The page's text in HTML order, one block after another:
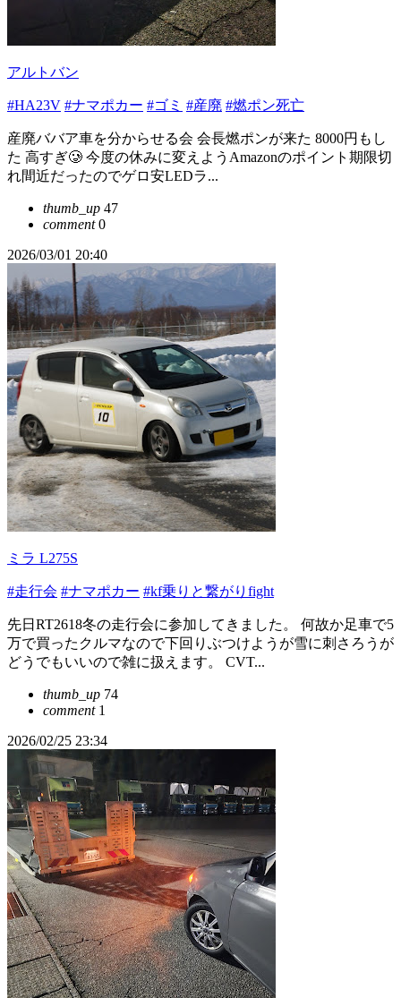
アルトバン
#HA23V #ナマポカー #ゴミ #産廃 #燃ポン死亡
産廃ババア車を分からせる会 会長燃ポンが来た 8000円もし
た 高すぎ🥲‎ 今度の休みに変えようAmazonのポイント期限切
れ間近だったのでゲロ安LEDラ...
thumb_up 47
comment0
2026/03/01 20:40
ミラ L275S
#走行会 #ナマポカー #kf乗りと繋がりfight
先日RT2618冬の走行会に参加してきました。 何故か足車で5
万で買ったクルマなので下回りぶつけようが雪に刺さろうが
どうでもいいので雑に扱えます。 CVT...
thumb_up 74
comment1
2026/02/25 23:34